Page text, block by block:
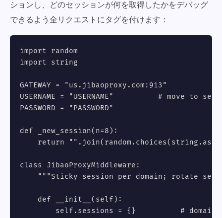
ションし、どのセッションが何を取得したかをデバッグ
できるよう全リクエストにタグを付けます：
import random
import string
GATEWAY = "us.jibaoproxy.com:913"
USERNAME = "USERNAME"          # move to
PASSWORD = "PASSWORD"
def _new_session(n=8):
return
class JibaoProxyMiddleware:
"""Sticky session per domain; rotate
    def __init__(self):
self.sessions = {}          # domain